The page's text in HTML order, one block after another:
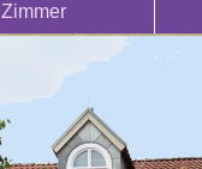
Zimmer